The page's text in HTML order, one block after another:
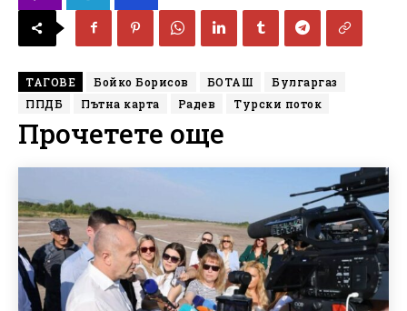
ТАГОВЕ Бойко Борисов БОТАШ
Булгаргаз
ППДБ
Пътна карта Радев Турски поток
Прочетете още